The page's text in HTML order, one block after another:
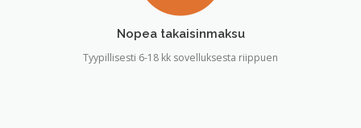
Nopea takaisinmaksu
Tyypillisesti 6-18 kk sovelluksesta riippuen